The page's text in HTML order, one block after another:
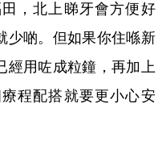
，北上睇牙會方便好
少啲。但如果你住喺新
經用咗成粒鐘，再加上
程配搭就要更小心安